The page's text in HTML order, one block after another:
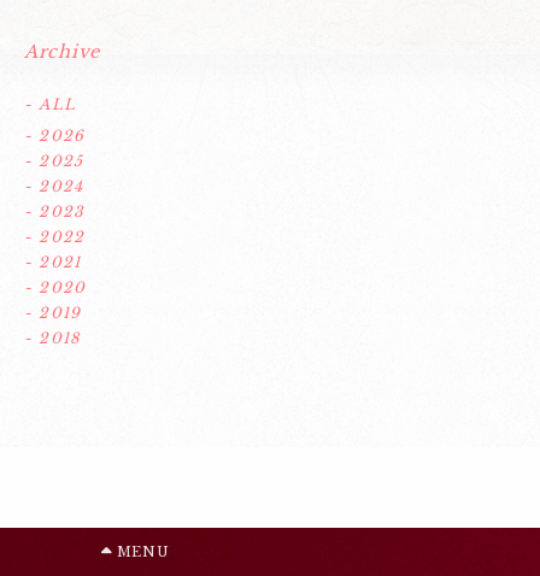
Archive
- ALL
- 2026
- 2025
- 2024
- 2023
- 2022
- 2021
- 2020
- 2019
- 2018
MENU